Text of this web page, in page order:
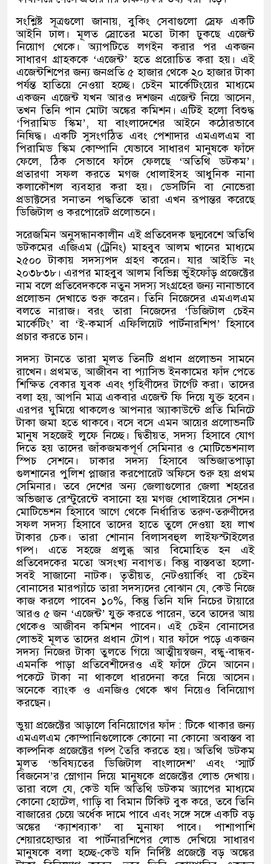
সংশ্লিষ্ট সূত্রগুলো জানায়, বুকিং সেবাগুলো স্রেফ একটি
আইনি ঢাল। মূলত স্রোতের মতো টাকা ঢুকছে এজেন্ট
নিয়োগ থেকে। অ্যাপটিতে লগইন করার পর একজন
সাধারণ গ্রাহককে ‘এজেন্ট’ হতে প্ররোচিত করা হয়। এই
এজেন্টশিপের জন্য জনপ্রতি ৫ হাজার থেকে ২০ হাজার টাকা
পর্যন্ত হাতিয়ে নেওয়া হচ্ছে। চেইন মার্কেটিংয়ের মাধ্যমে
একজন এজেন্ট যখন আরও দশজন এজেন্ট নিয়ে আসেন,
তখন তিনি পান মোটা অঙ্কের কমিশন। এটিই হলো বিশুদ্ধ
‘পিরামিড স্কিম’, যা বাংলাদেশের আইনে কঠোরভাবে
নিষিদ্ধ। একটি সুসংগঠিত এবং পেশাদার এমএলএম বা
পিরামিড স্কিম কোম্পানি যেভাবে সাধারণ মানুষকে ফাঁদে
ফেলে, ঠিক সেভাবে ফাঁদে ফেলছে ‘অতিথি ডটকম’।
প্রতারণা সফল করতে মগজ ধোলাইসহ আধুনিক নানা
কলাকৌশল ব্যবহার করা হয়। ডেসটিনি বা নোভেরা
প্রডাক্টসের সনাতন পদ্ধতিকে তারা এখন রূপান্তর করেছে
ডিজিটাল ও করপোরেট প্রলোভনে।
সরেজমিন অনুসন্ধানকালীন এই প্রতিবেদক ছদ্মবেশে অতিথি
ডটকমের এজিএম (ট্রেনিং) মাহবুব আলম খানের মাধ্যমে
২৫০০ টাকায় সদস্যপদ গ্রহণ করেন। যার আইডি নং
২০৩৮৩৮। এরপর মাহবুব আলম বিভিন্ন ভুঁইফোঁড় প্রজেক্টের
নাম বলে প্রতিবেদককে নতুন সদস্য সংগ্রহের জন্য নানাভাবে
প্রলোভন দেখাতে শুরু করেন। তিনি নিজেদের এমএলএম
বলতে নারাজ। বরং তারা নিজেদের ‘ডিজিটাল চেইন
মার্কেটিং’ বা ‘ই-কমার্স এফিলিয়েট পার্টনারশিপ’ হিসাবে
প্রচার করতে চান।
সদস্য টানতে তারা মূলত তিনটি প্রধান প্রলোভন সামনে
রাখেন। প্রথমত, আজীবন বা প্যাসিভ ইনকামের ফাঁদ পেতে
শিক্ষিত বেকার যুবক এবং গৃহিণীদের টার্গেট করা। তাদের
বলা হয়, আপনি মাত্র একবার এজেন্ট ফি দিয়ে যুক্ত হবেন।
এরপর ঘুমিয়ে থাকলেও আপনার অ্যাকাউন্টে প্রতি মিনিটে
টাকা জমা হতে থাকবে। বসে বসে এমন আয়ের প্রলোভনটি
মানুষ সহজেই লুফে নিচ্ছে। দ্বিতীয়ত, সদস্য হিসাবে যোগ
দিতে হয় তাদের জাঁকজমকপূর্ণ সেমিনার ও মোটিভেশনাল
স্পিচ সেশনে। ঢাকার সদস্য হিসাবে অভিজাতপাড়া
গুলশানের পুলিশ প্লাজার করপোরেট অফিসে শুরু হয় প্রথম
সেমিনার। তবে দেশের অন্য জেলাগুলোর জেলা শহরের
অভিজাত রেস্টুরেন্টে বসানো হয় মগজ ধোলাইয়ের সেশন।
মোটিভেশন হিসাবে আগে থেকে নির্ধারিত তরুণ-তরুণীদের
সফল সদস্য হিসাবে তাদের হাতে তুলে দেওয়া হয় লাখ
টাকার চেক। তারা শোনান বিলাসবহুল লাইফস্টাইলের
গল্প। এতে সহজে প্রলুব্ধ আর বিমোহিত হন এই
প্রতিবেদকের মতো অসংখ্য নবাগত। কিন্তু বাস্তবতা হলো-
সবই সাজানো নাটক। তৃতীয়ত, নেটওয়ার্কিং বা চেইন
বোনাসের মারপ্যাঁচে তারা সদস্যদের বোঝান যে, কেউ নিজে
কাজ করলে পাবেন ১০%, কিন্তু তিনি যদি নিচের টায়ারে
আরও ৫ জন ‘এজেন্ট’ যুক্ত করতে পারেন, তবে তাদের আয়
থেকেও আজীবন কমিশন পাবেন। এই চেইন বোনাসের
লোভই মূলত তাদের প্রধান টোপ। যার ফাঁদে পড়ে একজন
সদস্য নিজের টাকা তুলতে গিয়ে আত্মীয়স্বজন, বন্ধু-বান্ধব-
এমনকি পাড়া প্রতিবেশীদেরও এই ফাঁদে টেনে আনেন।
পকেটে টাকা না থাকলে ধারদেনা করে নিয়ে আসেন।
অনেকে ব্যাংক ও এনজিও থেকে ঋণ নিয়েও বিনিয়োগ
করছেন।
ভুয়া প্রজেক্টের আড়ালে বিনিয়োগের ফাঁদ : টিকে থাকার জন্য
এমএলএম কোম্পানিগুলোকে কোনো না কোনো অবাস্তব বা
কাল্পনিক প্রজেক্টের গল্প তৈরি করতে হয়। অতিথি ডটকম
মূলত ‘ভবিষ্যতের ডিজিটাল বাংলাদেশ’ এবং ‘স্মার্ট
বিজনেস’র স্লোগান দিয়ে মানুষকে প্রজেক্টের লোভ দেখায়।
তারা বলে যে, কেউ যদি অতিথি ডটকম অ্যাপের মাধ্যমে
কোনো হোটেল, গাড়ি বা বিমান টিকিট বুক করে, তবে তিনি
বাজারের চেয়ে অর্ধেক দামে পাবে এবং সঙ্গে সঙ্গে একটি বড়
অঙ্কের ‘ক্যাশব্যাক’ বা মুনাফা পাবে। পাশাপাশি
শেয়ারহোল্ডার বা পার্টনারশিপের লোভ দেখিয়ে সাধারণ
মানুষকে বলা হচ্ছে-কেউ যদি নির্দিষ্ট প্রজেক্টে বড় অঙ্কের